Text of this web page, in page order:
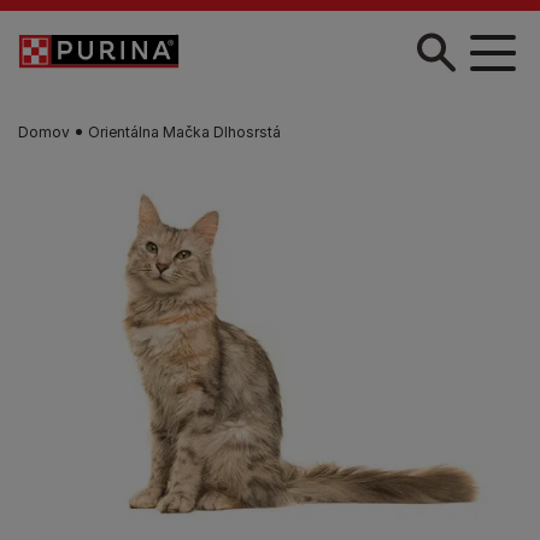
Skočiť na hlavný obsah
Domov Orientálna Mačka Dlhosrstá